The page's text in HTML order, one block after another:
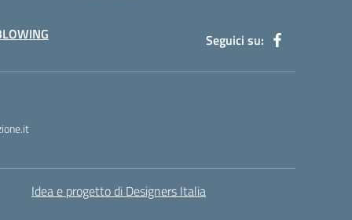
Seguici su:
Idea e progetto di Designers Italia